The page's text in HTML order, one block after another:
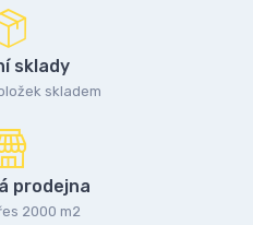
sklady
skladem
prodejna
2000 m2